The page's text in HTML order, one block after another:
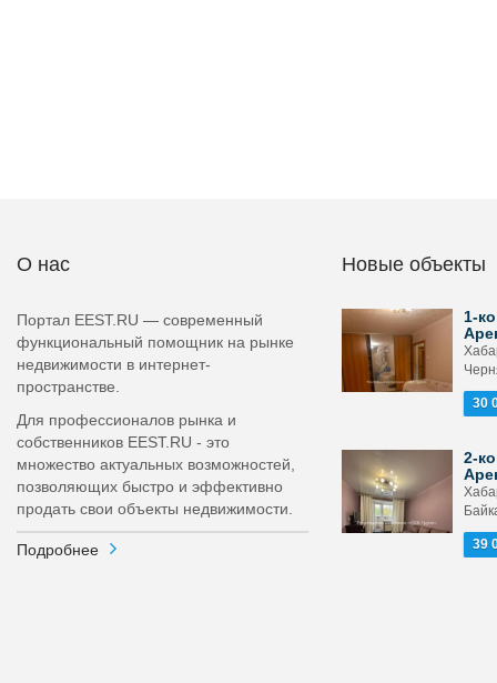
О нас
Портал EEST.RU — современный
функциональный помощник на рынке
недвижимости в интернет-
пространстве.
Для профессионалов рынка и
собственников EEST.RU - это
множество актуальных возможностей,
позволяющих быстро и эффективно
продать свои объекты недвижимости.
Подробнее
Новые объекты
1-
30
2-
39